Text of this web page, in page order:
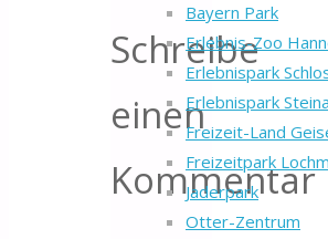
Bayern Park
Erlebnis-Zoo
Erlebnispark
Erlebnispark
Freizeit-Land
Freizeitpark
Jaderpark
Otter-Zentrum
Schreibe
einen
Kommentar